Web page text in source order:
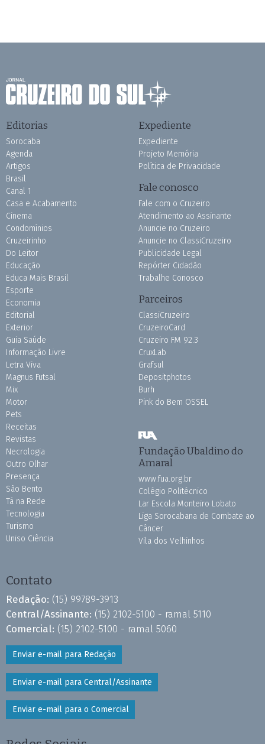
Editorias
Sorocaba
Agenda
Artigos
Brasil
Canal 1
Casa e Acabamento
Cinema
Condomínios
Cruzeirinho
Do Leitor
Educação
Educa Mais Brasil
Esporte
Economia
Editorial
Exterior
Guia Saúde
Informação Livre
Letra Viva
Magnus Futsal
Mix
Motor
Pets
Receitas
Revistas
Necrologia
Outro Olhar
Presença
São Bento
Tá na Rede
Tecnologia
Turismo
Uniso Ciência
Expediente
Expediente
Projeto Memória
Política de Privacidade
Fale conosco
Fale com o Cruzeiro
Atendimento ao Assinante
Anuncie no Cruzeiro
Anuncie no ClassiCruzeiro
Publicidade Legal
Repórter Cidadão
Trabalhe Conosco
Parceiros
ClassiCruzeiro
CruzeiroCard
Cruzeiro FM 92.3
CruxLab
Grafsul
Depositphotos
Burh
Pink do Bem OSSEL
Fundação Ubaldino do
Amaral
www.fua.org.br
Colégio Politécnico
Lar Escola Monteiro Lobato
Liga Sorocabana de Combate ao
Câncer
Vila dos Velhinhos
Contato
Redação: (15) 99789-3913
Central/Assinante: (15) 2102-5100 - ramal 5110
Comercial: (15) 2102-5100 - ramal 5060
Enviar e-mail para Redação
Enviar e-mail para Central/Assinante
Enviar e-mail para o Comercial